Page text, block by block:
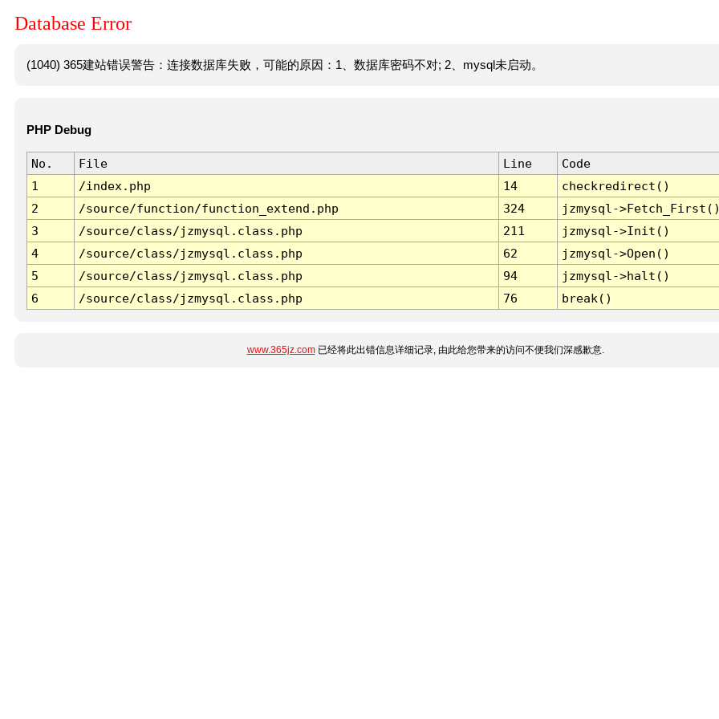
Database Error
(1040) 365建站错误警告：连接数据库失败，可能的原因：1、数据库密码不对; 2、mysql未启动。
PHP Debug
No. File Line
Code
1
/index.php 14
checkredirect()
2
/source/function/function_extend.php 324
jzmysql-
3
/source/class/jzmysql.class.php 211
jzmysql->Init()
4
/source/class/jzmysql.class.php 62
jzmysql->Open()
5
/source/class/jzmysql.class.php 94
jzmysql->halt()
6
/source/class/jzmysql.class.php 76 break()
www.365jz.com已经将此出错信息详细记录, 由此给您带来的访问不便我们深感歉意.